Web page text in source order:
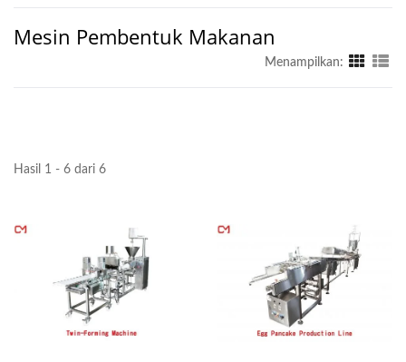
Mesin Pembentuk Makanan
Menampilkan:
Hasil 1 - 6 dari 6